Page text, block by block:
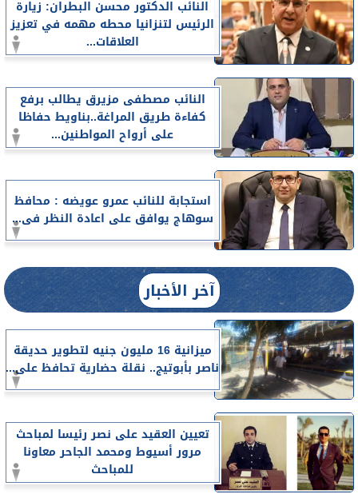
النائب الدكتور محسن البطران: زيارة
الرئيس لتنزانيا محطه مهمه في تعزيز
العلاقات...
النائب مصطفى مزيرق يطالب برفع
كفاءة طريق المراغة..بناويط حفاظا
على أرواح المواطنين...
استجابة للنائب عمرو عويضه : محافظ
سوهاج يوافق على اعادة النظر فى...
آخر الأخبار
ميزانية 16 مليون جنيه لتطوير حديقة
ناصر بأبوتيج.. نقلة حضارية تحافظ على...
تعيين العقيد على نصر رئيسا لمباحث
مرور أسيوط ومحمد الجاحر معاونا
للمباحث